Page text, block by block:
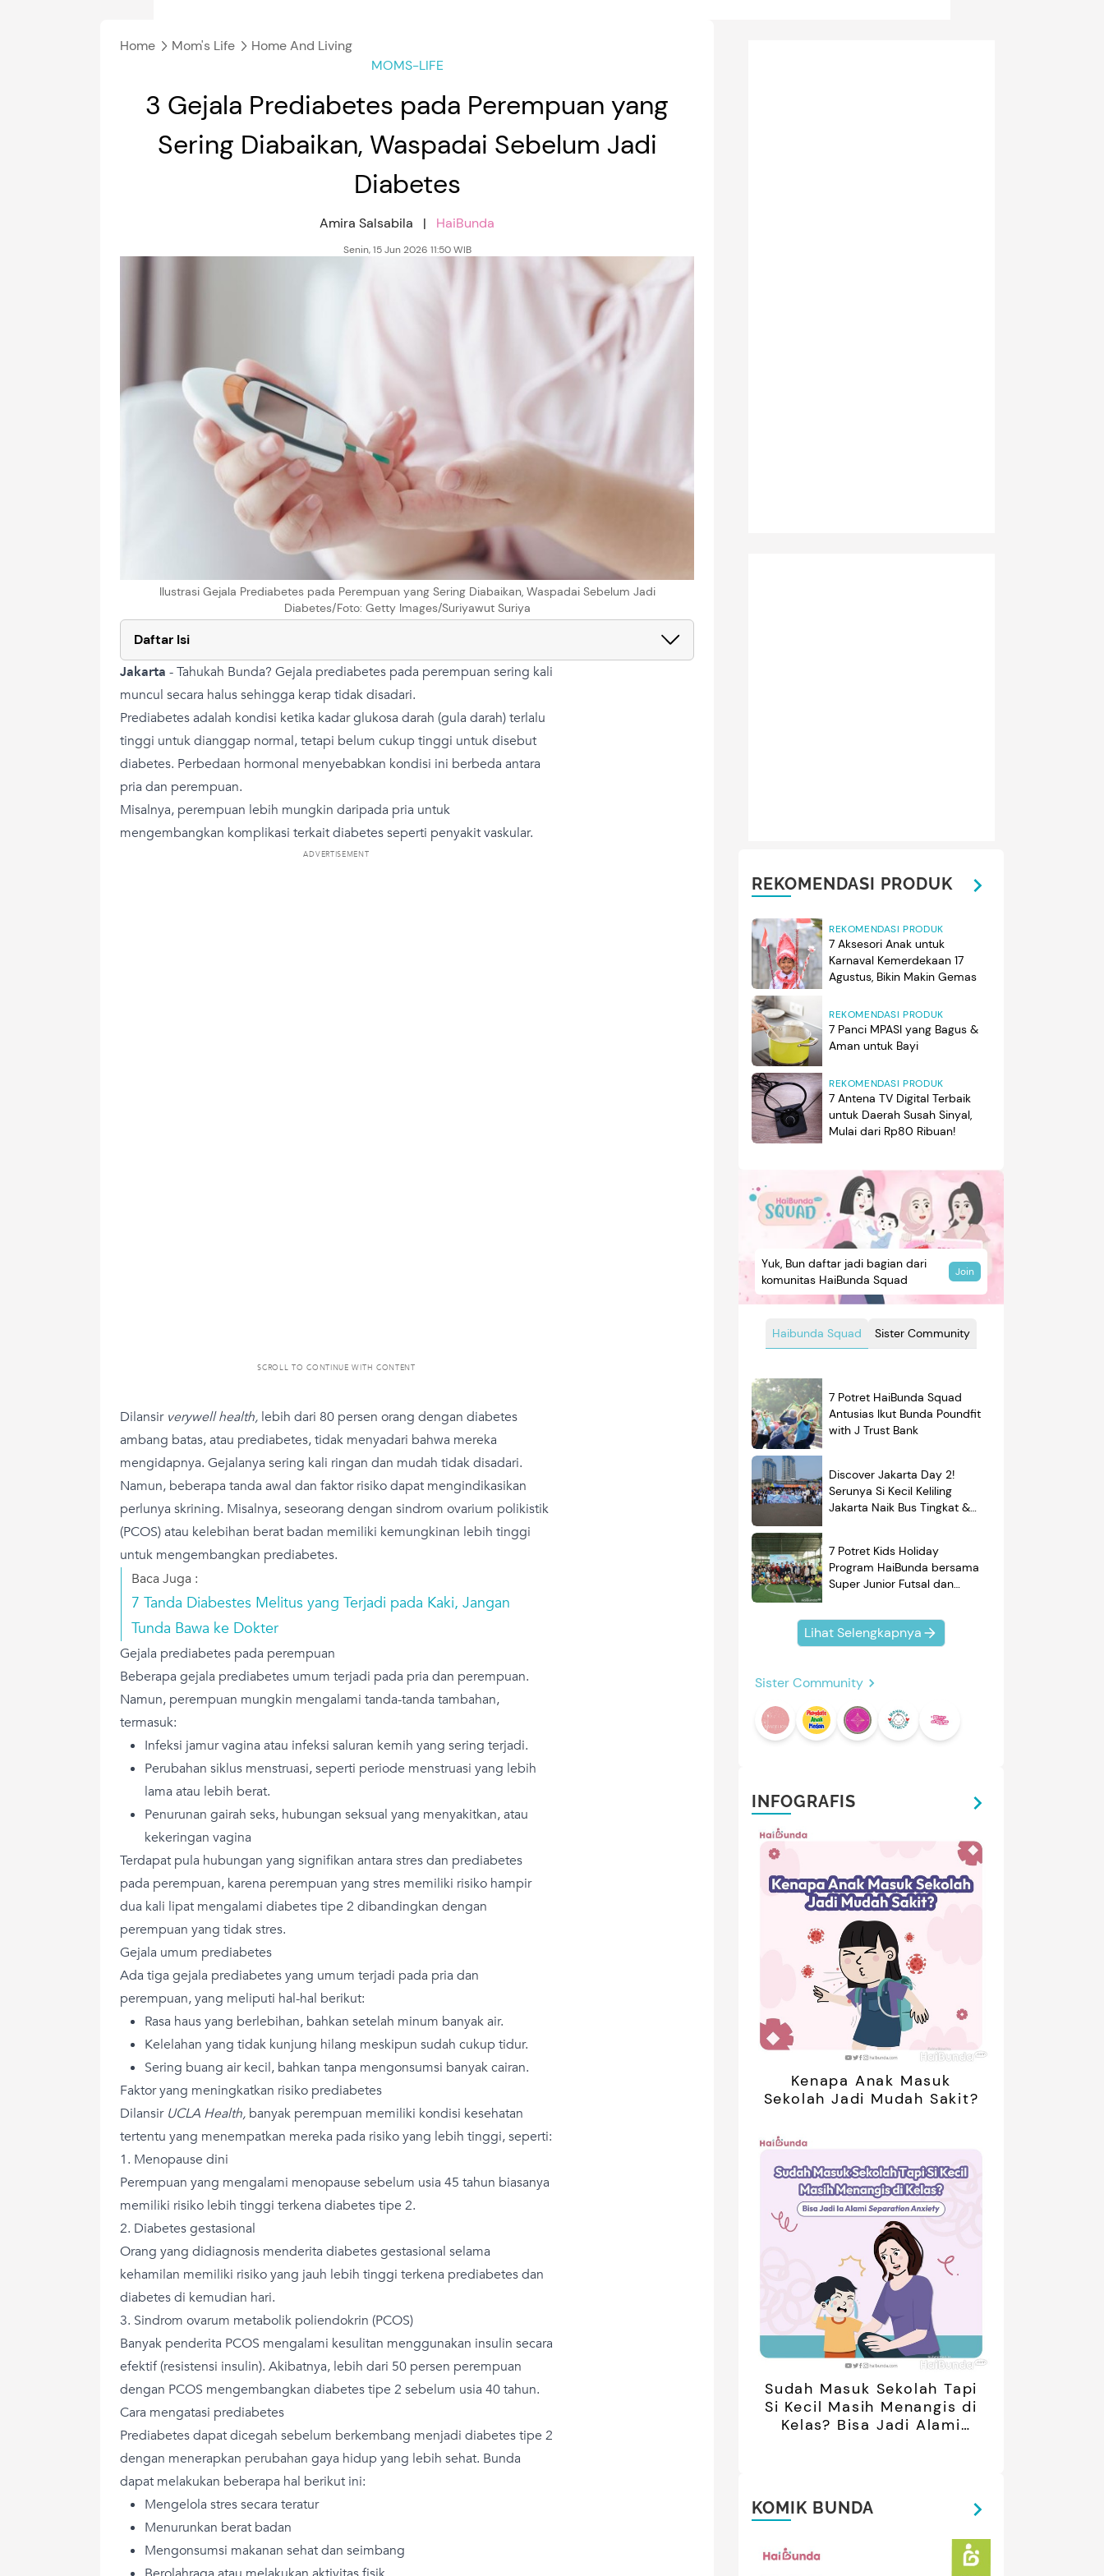
Home Mom's Life
Home And Living
MOMS-LIFE
3 Gejala Prediabetes pada Perempuan yang
Sering Diabaikan, Waspadai Sebelum Jadi
Diabetes
Amira Salsabila | HaiBunda
Senin, 15 Jun 2026 11:50 WIB
Ilustrasi Gejala Prediabetes pada Perempuan yang Sering Diabaikan, Waspadai Sebelum Jadi
Diabetes/Foto: Getty Images/Suriyawut Suriya
Daftar Isi
Jakarta -Tahukah Bunda? Gejala prediabetes pada perempuan sering kali
muncul secara halus sehingga kerap tidak disadari.
Prediabetes adalah kondisi ketika kadar glukosa darah (gula darah) terlalu
tinggi untuk dianggap normal, tetapi belum cukup tinggi untuk disebut
diabetes. Perbedaan hormonal menyebabkan kondisi ini berbeda antara
pria dan perempuan.
Misalnya, perempuan lebih mungkin daripada pria untuk
mengembangkan komplikasi terkait diabetes seperti penyakit vaskular.
ADVERTISEMENT
SCROLL TO CONTINUE WITH CONTENT
Dilansir verywell health, lebih dari 80 persen orang dengan diabetes
ambang batas, atau prediabetes, tidak menyadari bahwa mereka
mengidapnya. Gejalanya sering kali ringan dan mudah tidak disadari.
Namun, beberapa tanda awal dan faktor risiko dapat mengindikasikan
perlunya skrining. Misalnya, seseorang dengan sindrom ovarium polikistik
(PCOS) atau kelebihan berat badan memiliki kemungkinan lebih tinggi
untuk mengembangkan prediabetes.
Baca Juga :
7 Tanda Diabestes Melitus yang Terjadi pada Kaki, Jangan
Tunda Bawa ke Dokter
Gejala prediabetes pada perempuan
Beberapa gejala prediabetes umum terjadi pada pria dan perempuan.
Namun, perempuan mungkin mengalami tanda-tanda tambahan,
termasuk:
Infeksi jamur vagina atau infeksi saluran kemih yang sering terjadi.
Perubahan siklus menstruasi, seperti periode menstruasi yang lebih
lama atau lebih berat.
Penurunan gairah seks, hubungan seksual yang menyakitkan, atau
kekeringan vagina
Terdapat pula hubungan yang signifikan antara stres dan prediabetes
pada perempuan, karena perempuan yang stres memiliki risiko hampir
dua kali lipat mengalami diabetes tipe 2 dibandingkan dengan
perempuan yang tidak stres.
Gejala umum prediabetes
Ada tiga gejala prediabetes yang umum terjadi pada pria dan
perempuan, yang meliputi hal-hal berikut:
Rasa haus yang berlebihan, bahkan setelah minum banyak air.
Kelelahan yang tidak kunjung hilang meskipun sudah cukup tidur.
Sering buang air kecil, bahkan tanpa mengonsumsi banyak cairan.
Faktor yang meningkatkan risiko prediabetes
Dilansir UCLA Health, banyak perempuan memiliki kondisi kesehatan
tertentu yang menempatkan mereka pada risiko yang lebih tinggi, seperti:
1. Menopause dini
Perempuan yang mengalami menopause sebelum usia 45 tahun biasanya
memiliki risiko lebih tinggi terkena diabetes tipe 2.
2. Diabetes gestasional
Orang yang didiagnosis menderita diabetes gestasional selama
kehamilan memiliki risiko yang jauh lebih tinggi terkena prediabetes dan
diabetes di kemudian hari.
3. Sindrom ovarum metabolik poliendokrin (PCOS)
Banyak penderita PCOS mengalami kesulitan menggunakan insulin secara
efektif (resistensi insulin). Akibatnya, lebih dari 50 persen perempuan
dengan PCOS mengembangkan diabetes tipe 2 sebelum usia 40 tahun.
Cara mengatasi prediabetes
Prediabetes dapat dicegah sebelum berkembang menjadi diabetes tipe 2
dengan menerapkan perubahan gaya hidup yang lebih sehat. Bunda
dapat melakukan beberapa hal berikut ini:
Mengelola stres secara teratur
Menurunkan berat badan
Mengonsumsi makanan sehat dan seimbang
REKOMENDASI PRODUK
REKOMENDASI PRODUK
7 Aksesori Anak untuk
Karnaval Kemerdekaan 17
Agustus, Bikin Makin Gemas
REKOMENDASI PRODUK
7 Panci MPASI yang Bagus &
Aman untuk Bayi
REKOMENDASI PRODUK
7 Antena TV Digital Terbaik
untuk Daerah Susah Sinyal,
Mulai dari Rp80 Ribuan!
Haibunda Squad Sister Community
Yuk, Bun daftar jadi bagian dari
komunitas HaiBunda Squad
Join
7 Potret HaiBunda Squad
Antusias Ikut Bunda Poundfit
with J Trust Bank
Discover Jakarta Day 2!
Serunya Si Kecil Keliling
Jakarta Naik Bus Tingkat &
7 Potret Kids Holiday
Program HaiBunda bersama
Super Junior Futsal dan
Kompak Banget!
Lihat Selengkapnya
Sister Community
INFOGRAFIS
Kenapa Anak Masuk
Sekolah Jadi Mudah Sakit?
Sudah Masuk Sekolah Tapi
Si Kecil Masih Menangis di
Kelas? Bisa Jadi Alami
KOMIK BUNDA